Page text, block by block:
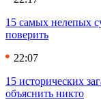
15 самых нелепых
поверить
22:07
15 исторических
объяснить никто